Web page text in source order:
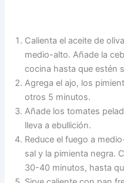
Calienta el aceite de
medio-alto. Añade la
cocina hasta que estén
Agrega el ajo, los
otros 5 minutos.
Añade los tomates
lleva a ebullición.
Reduce el fuego a
sal y la pimienta negra.
30-40 minutos, hasta